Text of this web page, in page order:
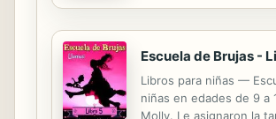
o una cartera, decide
Escuela de Brujas -
Libros para niñas —
niñas en edades de 9 a
Molly. Le asignaron la